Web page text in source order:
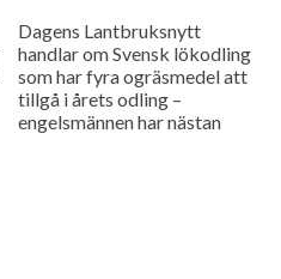
Dagens Lantbruksnytt
handlar om Svensk lökodling
som har fyra ogräsmedel att
tillgå i årets odling –
engelsmännen har nästan